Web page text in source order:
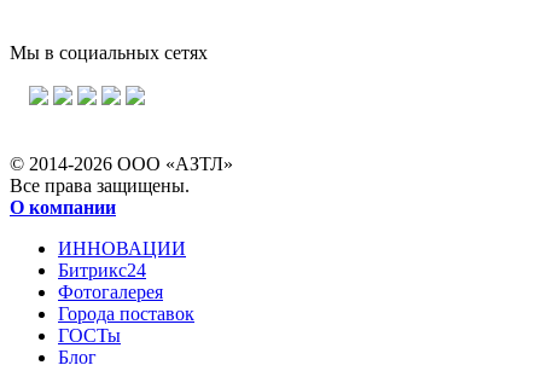
Мы в социальных сетях
© 2014-2026 ООО «АЗТЛ»
Все права защищены.
О компании
ИННОВАЦИИ
Битрикс24
Фотогалерея
Города поставок
ГОСТы
Блог